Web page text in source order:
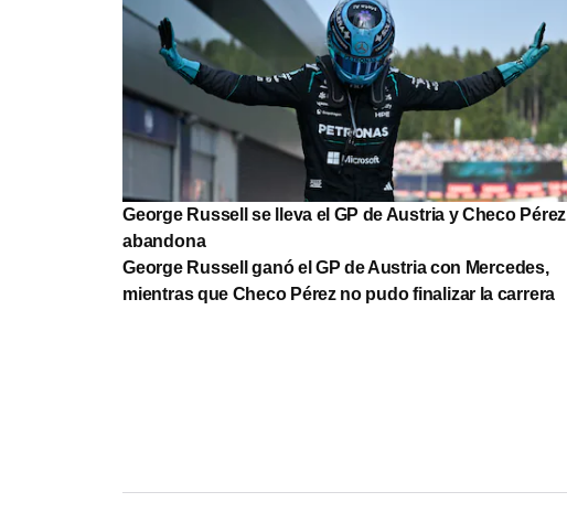
George Russell se lleva el GP de Austria y Checo Pérez
abandona
George Russell ganó el GP de Austria con Mercedes,
mientras que Checo Pérez no pudo finalizar la carrera